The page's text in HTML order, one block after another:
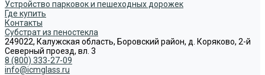
Устройство парковок и пешеходных дорожек
Где купить
Контакты
Субстрат из пеностекла
249022, Калужская область, Боровский район, д. Коряково, 2-й
Северный проезд, вл. 3
8 (800) 333-27-09
info@icmglass.ru